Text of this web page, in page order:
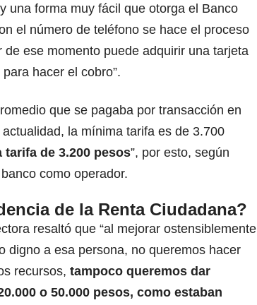
una forma muy fácil que otorga el Banco
el número de teléfono se hace el proceso
ese momento puede adquirir una tarjeta
hacer el cobro”.
que se pagaba por transacción en
la mínima tarifa es de 3.700
de 3.200 pesos”, por esto, según
como operador.
de la Renta Ciudadana?
resaltó que “al mejorar ostensiblemente
digno a esa persona, no queremos hacer
recursos, tampoco queremos dar
o 50.000 pesos, como estaban